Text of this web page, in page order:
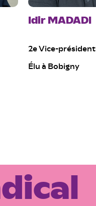
Idir MADADI
2e Vice-président
Élu à Bobigny